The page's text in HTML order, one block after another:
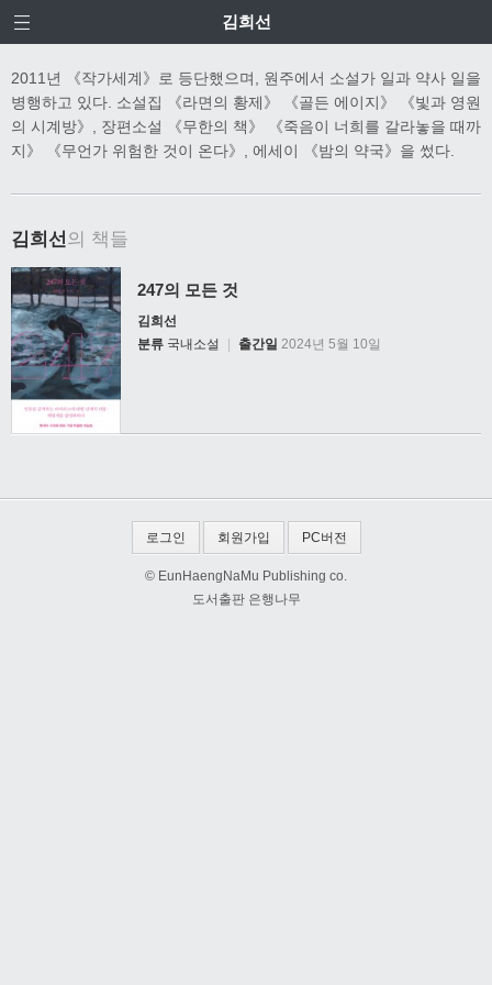
김희선
2011년 《작가세계》로 등단했으며, 원주에서 소설가 일과 약사 일을
병행하고 있다. 소설집 《라면의 황제》 《골든 에이지》 《빛과 영원
의 시계방》, 장편소설 《무한의 책》 《죽음이 너희를 갈라놓을 때까
지》 《무언가 위험한 것이 온다》, 에세이 《밤의 약국》을 썼다.
김희선의 책들
247의 모든 것
김희선
분류 국내소설 출간일 2024년 5월 10일
로그인 회원가입 PC버전
© EunHaengNaMu Publishing co.
도서출판 은행나무